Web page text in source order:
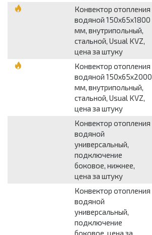
Конвектор отопления
водяной 150х65х1800
мм, внутрипольный,
стальной, Usual KVZ,
цена за штуку
Конвектор отопления
водяной 150х65х2000
мм, внутрипольный,
стальной, Usual KVZ,
цена за штуку
Конвектор отопления
водяной
универсальный,
подключение
боковое, нижнее,
цена за штуку
Конвектор отопления
водяной
универсальный,
подключение
боковое, цена за